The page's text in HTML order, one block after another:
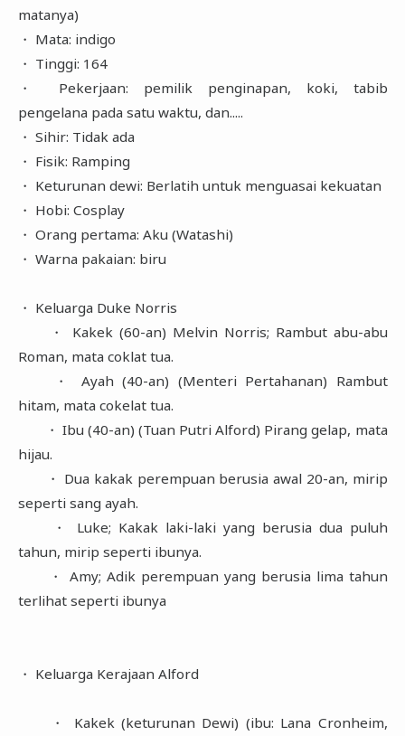
matanya)
・ Mata: indigo
・ Tinggi: 164
・ Pekerjaan: pemilik penginapan, koki, tabib
pengelana pada satu waktu, dan.....
・ Sihir: Tidak ada
・ Fisik: Ramping
・ Keturunan dewi: Berlatih untuk menguasai kekuatan
・ Hobi: Cosplay
・ Orang pertama: Aku (Watashi)
・ Warna pakaian: biru
・ Keluarga Duke Norris
・ Kakek (60-an) Melvin Norris; Rambut abu-abu
Roman, mata coklat tua.
・ Ayah (40-an) (Menteri Pertahanan) Rambut
hitam, mata cokelat tua.
・ Ibu (40-an) (Tuan Putri Alford) Pirang gelap, mata
hijau.
・ Dua kakak perempuan berusia awal 20-an, mirip
seperti sang ayah.
・ Luke; Kakak laki-laki yang berusia dua puluh
tahun, mirip seperti ibunya.
・ Amy; Adik perempuan yang berusia lima tahun
terlihat seperti ibunya
・ Keluarga Kerajaan Alford
・ Kakek (keturunan Dewi) (ibu: Lana Cronheim,